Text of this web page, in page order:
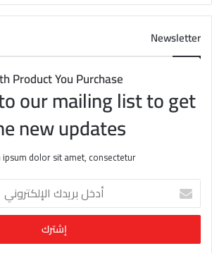
Newsletter
Product You Purchase
our mailing list to get
new updates!
dolor sit amet, consectetur.
خ
ب